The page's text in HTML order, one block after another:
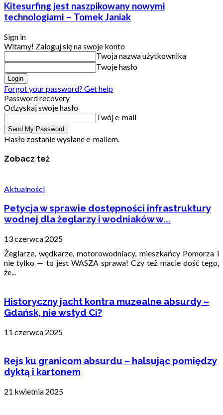
Kitesurfing jest naszpikowany nowymi
technologiami – Tomek Janiak
Sign in
Witamy! Zaloguj się na swoje konto
Twoja nazwa użytkownika
Twoje hasło
Forgot your password? Get help
Password recovery
Odzyskaj swoje hasło
Twój e-mail
Hasło zostanie wysłane e-mailem.
Zobacz też
Aktualności
Petycja w sprawie dostępności infrastruktury
wodnej dla żeglarzy i wodniaków w...
13 czerwca 2025
Żeglarze, wędkarze, motorowodniacy, mieszkańcy Pomorza i
nie tylko — to jest WASZA sprawa! Czy też macie dość tego,
że...
Historyczny jacht kontra muzealne absurdy –
Gdańsk, nie wstyd Ci?
11 czerwca 2025
Rejs ku granicom absurdu – halsując pomiędzy
dyktą i kartonem
21 kwietnia 2025